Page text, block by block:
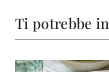
Ti potrebbe